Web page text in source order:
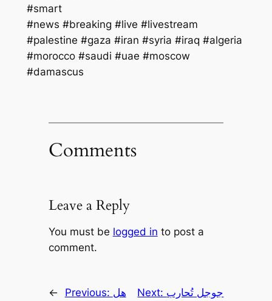
#smart
#palestine #gaza #iran #syria #iraq #algeria
#morocco #saudi #uae #moscow
#damascus
Comments
Leave a Reply
You must be logged in to post a
comment.
← Previous: هل
Next: جوجل تُحارب